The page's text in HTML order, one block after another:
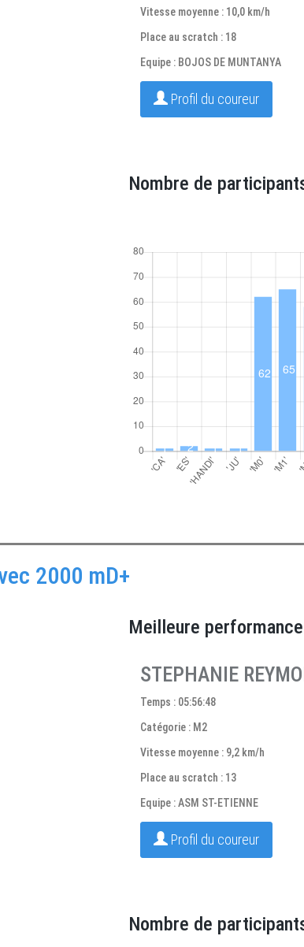
Vitesse moyenne : 10,0 km/h
Place au scratch : 18
Equipe : BOJOS DE MUNTANYA
Profil du coureur
Nombre de
2000 mD+
Meilleure
STEPHANIE
Temps : 05:56:48
Catégorie : M2
Vitesse moyenne : 9,2 km/h
Place au scratch : 13
Equipe : ASM ST-ETIENNE
Profil du coureur
Nombre de